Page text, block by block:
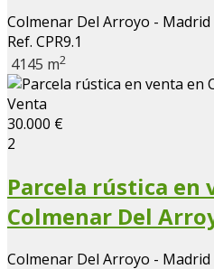
Colmenar Del Arroyo - Madrid
Ref. CPR9.1
4145 m2
Venta
30.000 €
2
Parcela rústica en
Colmenar Del
Colmenar Del Arroyo - Madrid